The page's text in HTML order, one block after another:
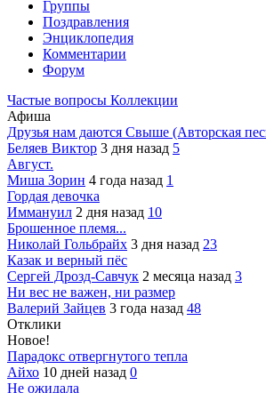
Группы
Поздравления
Энциклопедия
Комментарии
Форум
Частые вопросы Коллекции
Афиша
Друзья нам даются Свыше (Авторская
Беляев Виктор 3 дня назад 5
Август.
Миша Зорин 4 года назад 1
Гордая девочка
Иммануил 2 дня назад 10
Брошенное племя...
Николай Гольбрайх 3 дня назад 23
Казак и верный пёс
Сергей Дрозд-Савчук 2 месяца назад 3
Ни вес не важен, ни размер
Валерий Зайцев 3 года назад 48
Отклики
Новое!
Парадокс отвергнутого тепла
Айхо 10 дней назад 0
Не ожидала